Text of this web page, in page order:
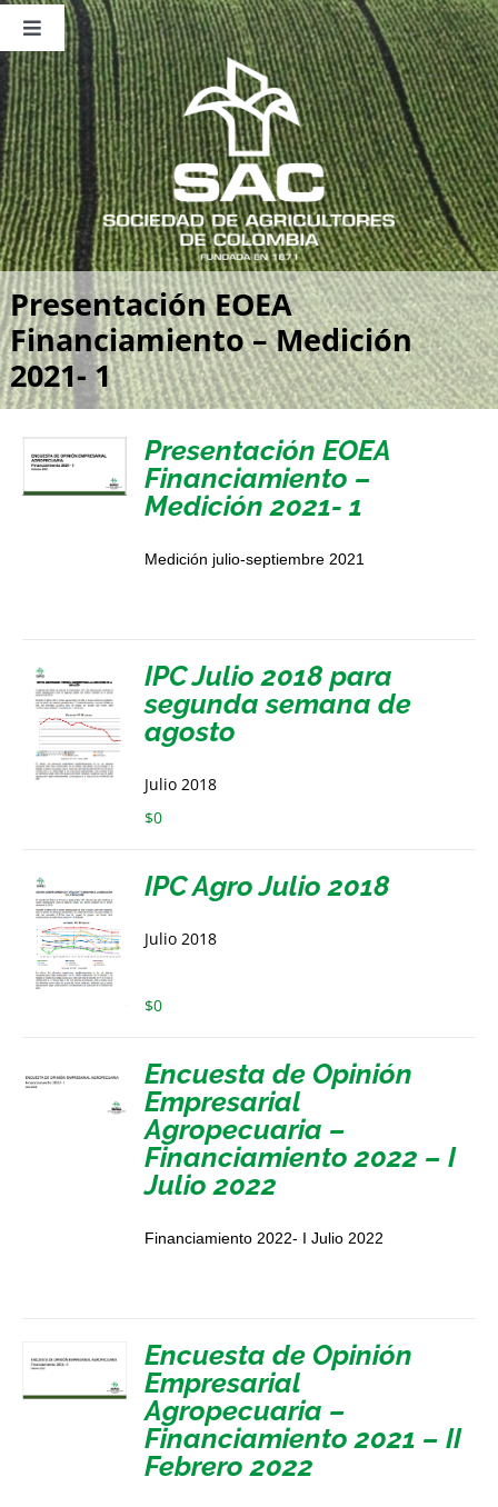
Saltar
contenido
Toggle
Navigation
Nosotros
Publicaciones
Sala de Prensa
Eventos
Presentación EOEA
Financiamiento – Medición
2021- 1
Presentación EOEA
Financiamiento –
Medición 2021- 1
Medición julio-septiembre 2021
IPC Julio 2018 para
segunda semana de
agosto
Julio 2018
$0
IPC Agro Julio 2018
Julio 2018
$0
Encuesta de Opinión
Empresarial
Agropecuaria –
Financiamiento 2022 – I
Julio 2022
Financiamiento 2022- I Julio 2022
Encuesta de Opinión
Empresarial
Agropecuaria –
Financiamiento 2021 – II
Febrero 2022